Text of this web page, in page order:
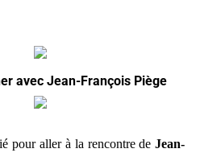
avec Jean-François Piège
pour aller à la rencontre deJean-